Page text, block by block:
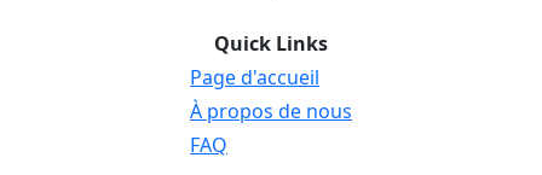
Quick Links
Page d'accueil
À propos de nous
FAQ